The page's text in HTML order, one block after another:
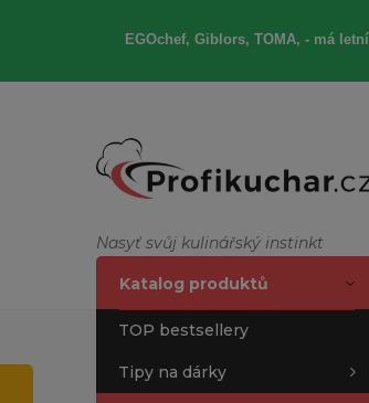
EGOchef, Giblors, TOMA, -má letní
Nasyť svůj kulinářský instinkt
Katalog produktů
TOP bestsellery
Tipy na dárky